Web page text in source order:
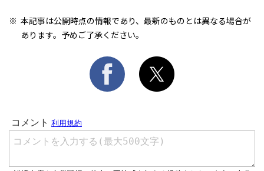
本記事は公開時点の情報であり、最新のものとは異なる場合が
あります。予めご了承ください。